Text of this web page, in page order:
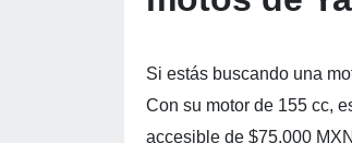
Si estás buscando una
Con su motor de 155 cc,
accesible de $75,000